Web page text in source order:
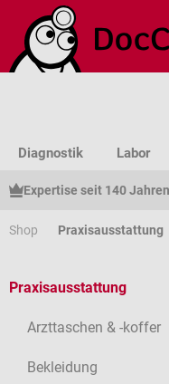
Hauptinhalt springen
Zur Suche springen
Zur Hauptnavigation
Diagnostik Labor
Expertise seit 140 Jahren
Shop Praxisausstattung
Praxisausstattung
Arzttaschen & -koffer
Bekleidung